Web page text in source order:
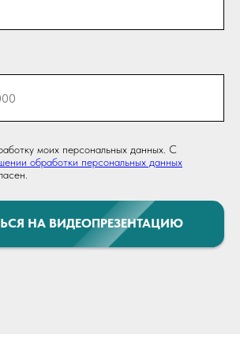
моих персональных данных. С
обработки персональных данных
НА ВИДЕОПРЕЗЕНТАЦИЮ